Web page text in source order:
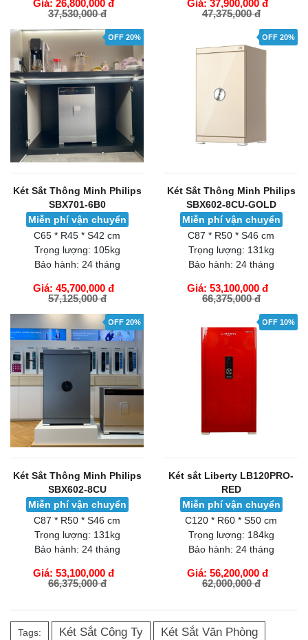
Giá: 26,800,000 đ
37,530,000 đ
GIỎ HÀNG
Giá: 37,900,000 đ
47,375,000 đ
GIỎ HÀNG
OFF 20%
Két Sắt Thông Minh Philips
SBX701-6B0
Miễn phí vận chuyển
C65 * R45 * S42 cm
Trọng lượng: 105kg
Bảo hành: 24 tháng
Giá: 45,700,000 đ
57,125,000 đ
GIỎ HÀNG
OFF 20%
Két Sắt Thông Minh Philips
SBX602-8CU-GOLD
Miễn phí vận chuyển
C87 * R50 * S46 cm
Trọng lượng: 131kg
Bảo hành: 24 tháng
Giá: 53,100,000 đ
66,375,000 đ
GIỎ HÀNG
OFF 20%
Két Sắt Thông Minh Philips
SBX602-8CU
Miễn phí vận chuyển
C87 * R50 * S46 cm
Trọng lượng: 131kg
Bảo hành: 24 tháng
Giá: 53,100,000 đ
66,375,000 đ
GIỎ HÀNG
OFF 10%
Két sắt Liberty LB120PRO-
RED
Miễn phí vận chuyển
C120 * R60 * S50 cm
Trọng lượng: 184kg
Bảo hành: 24 tháng
Giá: 56,200,000 đ
62,000,000 đ
GIỎ HÀNG
Tags: Két Sắt Công Ty Két Sắt Văn Phòng